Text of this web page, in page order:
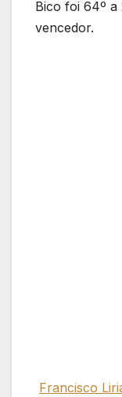
Bico foi 64º a
vencedor.
Francisco